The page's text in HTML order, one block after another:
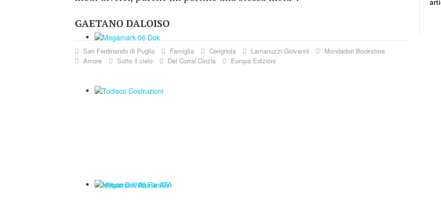
GAETANO DALOISO
San Ferdinando di Puglia Famiglia Cerignola Lamanuzzi Giovanni
Mondadori Bookstore
Amore
Sotto il cielo Del Corral Cinzia Europa Edizioni